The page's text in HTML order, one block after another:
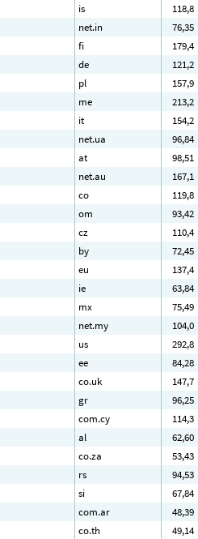
is 118,8
net.in 76,35
fi 179,4
de 121,2
pl 157,9
me 213,2
it 154,2
net.ua 96,84
at 98,51
net.au 167,1
co 119,8
om 93,42
cz 110,4
by 72,45
eu 137,4
ie 63,84
mx 75,49
net.my 104,0
us 292,8
ee 84,28
co.uk 147,7
gr 96,25
com.cy 114,3
al 62,60
co.za 53,43
rs 94,53
si 67,84
com.ar 48,39
co.th 49,14